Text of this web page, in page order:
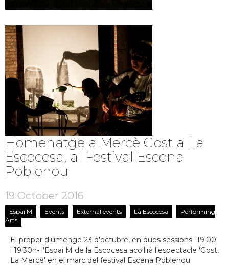
Homenatge a Mercè Gost a La
Escocesa, al Festival Escena
Poblenou
19 October 2016
Espai M Events External events La Escocesa
Performing
Arts
El proper diumenge 23 d'octubre, en dues sessions -19:00
i 19:30h- l'Espai M de la Escocesa acollirà l'espectacle 'Gost,
La Mercè' en el marc del festival Escena Poblenou